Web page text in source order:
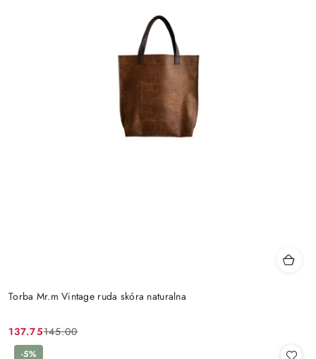
Torba Mr.m Vintage ruda skóra naturalna
Cena
137.75
Cena
145.00
-5%